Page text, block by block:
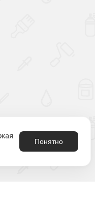
Понятно